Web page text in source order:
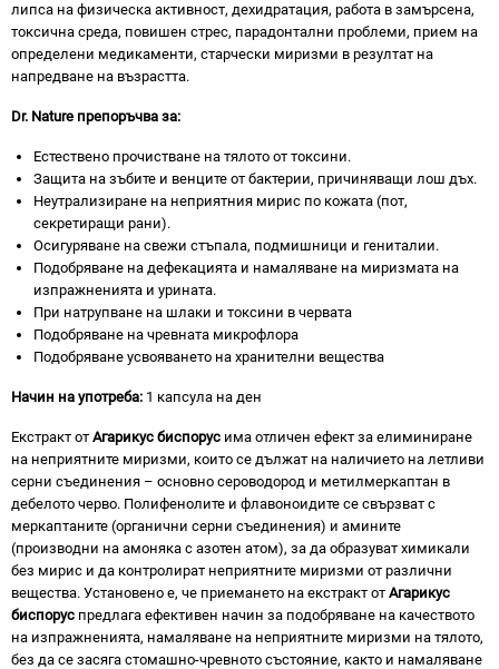
липса на физическа активност, дехидратация, работа в замърсена,
токсична среда, повишен стрес, парадонтални проблеми, прием на
определени медикаменти, старчески миризми в резултат на
напредване на възрастта.
Dr. Nature препоръчва за:
Естествено прочистване на тялото от токсини.
Защита на зъбите и венците от бактерии, причиняващи лош дъх.
Неутрализиране на неприятния мирис по кожата (пот,
секретиращи рани).
Осигуряване на свежи стъпала, подмишници и гениталии.
Подобряване на дефекацията и намаляване на миризмата на
изпражненията и урината.
При натрупване на шлаки и токсини в червата
Подобряване на чревната микрофлора
Подобряване усвояването на хранителни вещества
Начин на употреба: 1 капсула на ден
Екстракт от Агарикус биспорус има отличен ефект за елиминиране
на неприятните миризми, които се дължат на наличието на летливи
серни съединения – основно сероводород и метилмеркаптан в
дебелото черво. Полифенолите и флавоноидите се свързват с
меркаптаните (органични серни съединения) и амините
(производни на амоняка с азотен атом), за да образуват химикали
без мирис и да контролират неприятните миризми от различни
вещества. Установено е, че приемането на екстракт от Агарикус
биспорус предлага ефективен начин за подобряване на качеството
на изпражненията, намаляване на неприятните миризми на тялото,
без да се засяга стомашно-чревното състояние, както и намаляване